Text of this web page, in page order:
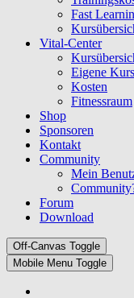
Fast
Vital-Center
Eigene
Kosten
Fitnessraum
Shop
Sponsoren
Kontakt
Community
Mein
Forum
Download
Off-Canvas Toggle
Mobile Menu Toggle